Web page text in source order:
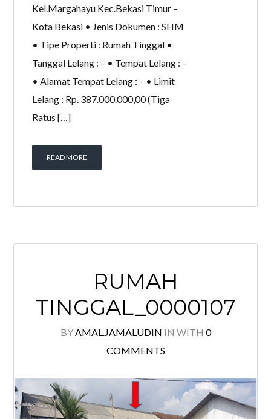
Kel.Margahayu Kec.Bekasi Timur –
Kota Bekasi • Jenis Dokumen : SHM
• Tipe Properti : Rumah Tinggal •
Tanggal Lelang : – • Tempat Lelang : –
• Alamat Tempat Lelang : – • Limit
Lelang : Rp. 387.000.000,00 (Tiga
Ratus […]
READ MORE
RUMAH
TINGGAL_0000107
BY AMAL.JAMALUDIN IN WITH 0
COMMENTS